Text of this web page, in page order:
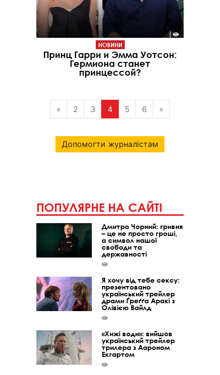
НОВИНИ
Принц Гарри и Эмма Уотсон:
Гермиона станет
принцессой?
« 2 3 4 5 6 »
Допомогти журналістам
ПОПУЛЯРНЕ НА САЙТІ
Дмитро Чорний: гривня
– це не просто гроші,
а символ нашої
свободи та
державності
Я хочу від тебе сексу:
презентовано
український трейлер
драми Ґреґґа Аракі з
Олівією Вайлд
«Хижі води»: вийшов
український трейлер
трилера з Аароном
Екгартом